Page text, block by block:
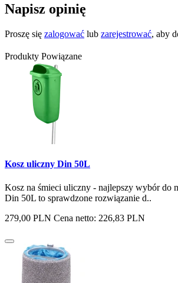
Napisz opinię
Proszę się zalogować lub zarejestrować, aby
Produkty Powiązane
Kosz uliczny Din 50L
Kosz na śmieci uliczny - najlepszy wybór do
Din 50L to sprawdzone rozwiązanie d..
279,00 PLN Cena netto: 226,83 PLN